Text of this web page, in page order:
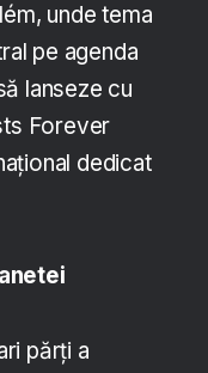
unde tema
pe agenda
lanseze cu
Forever
dedicat
părți a